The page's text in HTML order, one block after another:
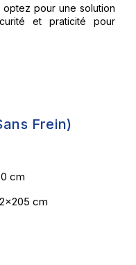
pour une solution
et praticité pour
Frein)
cm
cm